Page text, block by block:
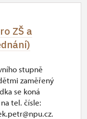
ZŠ a
stupně
zaměřený
se koná
tel. čísle: